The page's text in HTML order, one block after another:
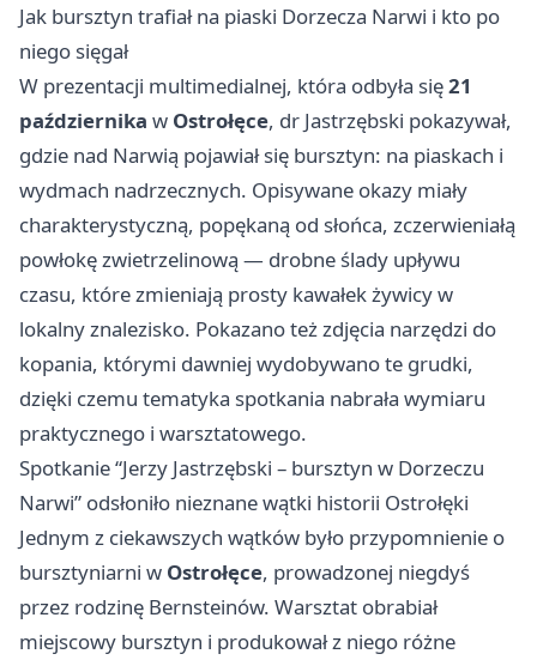
Jak bursztyn trafiał na piaski Dorzecza Narwi i kto po
niego sięgał
W prezentacji multimedialnej, która odbyła się21
października w Ostrołęce, dr Jastrzębski pokazywał,
gdzie nad Narwią pojawiał się bursztyn: na piaskach i
wydmach nadrzecznych. Opisywane okazy miały
charakterystyczną, popękaną od słońca, zczerwieniałą
powłokę zwietrzelinową — drobne ślady upływu
czasu, które zmieniają prosty kawałek żywicy w
lokalny znalezisko. Pokazano też zdjęcia narzędzi do
kopania, którymi dawniej wydobywano te grudki,
dzięki czemu tematyka spotkania nabrała wymiaru
praktycznego i warsztatowego.
Spotkanie “Jerzy Jastrzębski – bursztyn w Dorzeczu
Narwi” odsłoniło nieznane wątki historii Ostrołęki
Jednym z ciekawszych wątków było przypomnienie o
bursztyniarni w Ostrołęce, prowadzonej niegdyś
przez rodzinę Bernsteinów. Warsztat obrabiał
miejscowy bursztyn i produkował z niego różne